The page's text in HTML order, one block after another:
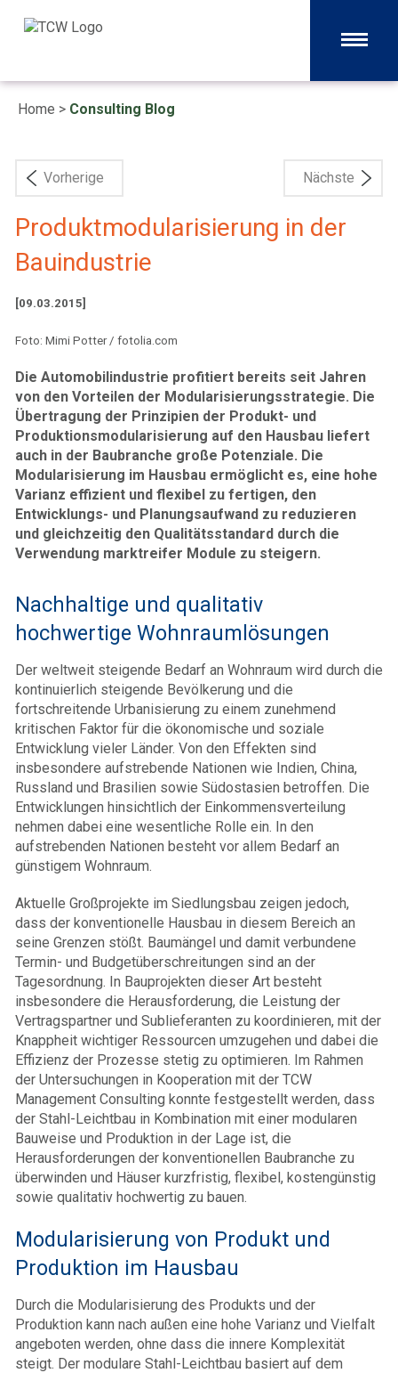
Home > Consulting Blog
Vorherige Nächste
Produktmodularisierung in der
Bauindustrie
[09.03.2015]
Foto: Mimi Potter / fotolia.com
Die Automobilindustrie profitiert bereits seit Jahren
von den Vorteilen der Modularisierungsstrategie. Die
Übertragung der Prinzipien der Produkt- und
Produktionsmodularisierung auf den Hausbau liefert
auch in der Baubranche große Potenziale. Die
Modularisierung im Hausbau ermöglicht es, eine hohe
Varianz effizient und flexibel zu fertigen, den
Entwicklungs- und Planungsaufwand zu reduzieren
und gleichzeitig den Qualitätsstandard durch die
Verwendung marktreifer Module zu steigern.
Nachhaltige und qualitativ
hochwertige Wohnraumlösungen
Der weltweit steigende Bedarf an Wohnraum wird durch die
kontinuierlich steigende Bevölkerung und die
fortschreitende Urbanisierung zu einem zunehmend
kritischen Faktor für die ökonomische und soziale
Entwicklung vieler Länder. Von den Effekten sind
insbesondere aufstrebende Nationen wie Indien, China,
Russland und Brasilien sowie Südostasien betroffen. Die
Entwicklungen hinsichtlich der Einkommensverteilung
nehmen dabei eine wesentliche Rolle ein. In den
aufstrebenden Nationen besteht vor allem Bedarf an
günstigem Wohnraum.
Aktuelle Großprojekte im Siedlungsbau zeigen jedoch,
dass der konventionelle Hausbau in diesem Bereich an
seine Grenzen stößt. Baumängel und damit verbundene
Termin- und Budgetüberschreitungen sind an der
Tagesordnung. In Bauprojekten dieser Art besteht
insbesondere die Herausforderung, die Leistung der
Vertragspartner und Sublieferanten zu koordinieren, mit der
Knappheit wichtiger Ressourcen umzugehen und dabei die
Effizienz der Prozesse stetig zu optimieren. Im Rahmen
der Untersuchungen in Kooperation mit der TCW
Management Consulting konnte festgestellt werden, dass
der Stahl-Leichtbau in Kombination mit einer modularen
Bauweise und Produktion in der Lage ist, die
Herausforderungen der konventionellen Baubranche zu
überwinden und Häuser kurzfristig, flexibel, kostengünstig
sowie qualitativ hochwertig zu bauen.
Modularisierung von Produkt und
Produktion im Hausbau
Durch die Modularisierung des Produkts und der
Produktion kann nach außen eine hohe Varianz und Vielfalt
angeboten werden, ohne dass die innere Komplexität
steigt. Der modulare Stahl-Leichtbau basiert auf dem